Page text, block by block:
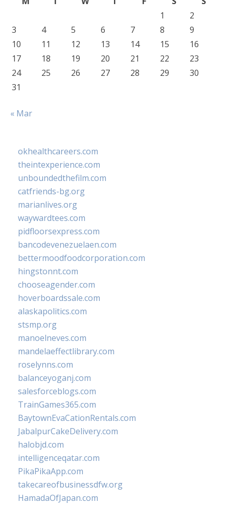
1
2
3
4 5 6 7 8
9
10
11 12 13 14 15
16
17
18 19 20 21 22
23
24
25 26 27 28 29
30
31
« Mar
okhealthcareers.com
theintexperience.com
unboundedthefilm.com
catfriends-bg.org
marianlives.org
waywardtees.com
pidfloorsexpress.com
bancodevenezuelaen.com
bettermoodfoodcorporation.com
hingstonnt.com
chooseagender.com
hoverboardssale.com
alaskapolitics.com
stsmp.org
manoelneves.com
mandelaeffectlibrary.com
roselynns.com
balanceyoganj.com
salesforceblogs.com
TrainGames365.com
BaytownEvaCationRentals.com
JabalpurCakeDelivery.com
halobjd.com
intelligenceqatar.com
PikaPikaApp.com
takecareofbusinessdfw.org
HamadaOfJapan.com